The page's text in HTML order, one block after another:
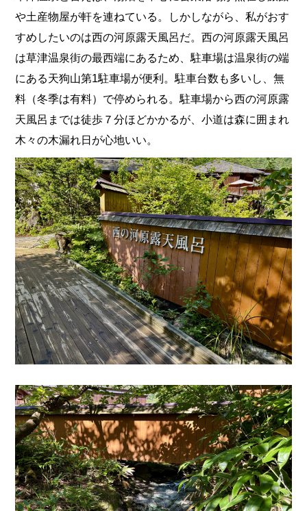
や土産物屋が軒を連ねている。しかしながら、私がおす
すめしたいのは西の河原露天風呂だ。西の河原露天風呂
は草津温泉街の最西端にあるため、駐車場は温泉街の端
にある天狗山第1駐車場が便利。駐車台数も多いし、無
料（冬季は有料）で停められる。駐車場から西の河原露
天風呂までは徒歩７分ほどかかるが、小道は森に囲まれ
木々の木漏れ日が心地いい。